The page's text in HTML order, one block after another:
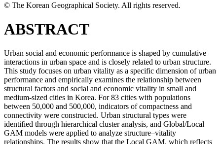
© The Korean Geographical Society. All rights reserved.
ABSTRACT
Urban social and economic performance is shaped by cumulative
interactions in urban space and is closely related to urban structure.
This study focuses on urban vitality as a specific dimension of urban
performance and empirically examines the relationship between
structural factors and social and economic vitality in small and
medium-sized cities in Korea. For 83 cities with populations
between 50,000 and 500,000, indicators of compactness and
connectivity were constructed. Urban structural types were
identified through hierarchical cluster analysis, and Global/Local
GAM models were applied to analyze structure–vitality
relationships. The results show that the Local GAM, which reflects